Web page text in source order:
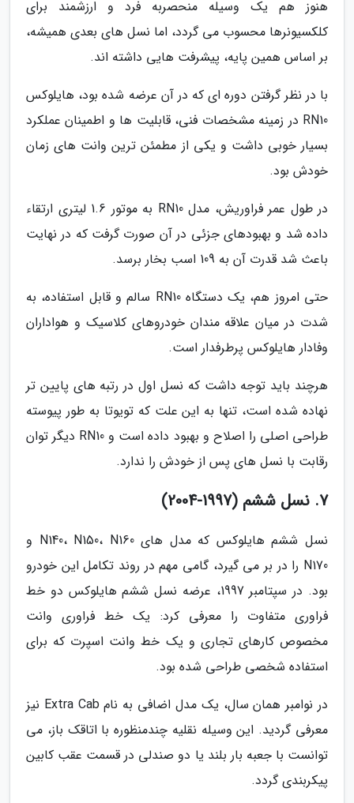
هنوز هم یک وسیله منحصربه فرد و ارزشمند برای
کلکسیونرها محسوب می گردد، اما نسل های بعدی همیشه،
بر اساس همین پایه، پیشرفت هایی داشته اند.
با در نظر گرفتن دوره ای که در آن عرضه شده بود، هایلوکس
RN10 در زمینه مشخصات فنی، قابلیت ها و اطمینان عملکرد
بسیار خوبی داشت و یکی از مطمئن ترین وانت های زمان
خودش بود.
در طول عمر فراوریش، مدل RN10 به موتور 1.6 لیتری ارتقاء
داده شد و بهبودهای جزئی در آن صورت گرفت که در نهایت
باعث شد قدرت آن به 109 اسب بخار برسد.
حتی امروز هم، یک دستگاه RN10 سالم و قابل استفاده، به
شدت در میان علاقه مندان خودروهای کلاسیک و هواداران
وفادار هایلوکس پرطرفدار است.
هرچند باید توجه داشت که نسل اول در رتبه های پایین تر
نهاده شده است، تنها به این علت که تویوتا به طور پیوسته
طراحی اصلی را اصلاح و بهبود داده است و RN10 دیگر توان
رقابت با نسل های پس از خودش را ندارد.
7. نسل ششم (1997-2004)
نسل ششم هایلوکس که مدل های N140، N150، N160 و
N170 را در بر می گیرد، گامی مهم در روند تکامل این خودرو
بود. در سپتامبر 1997، عرضه نسل ششم هایلوکس دو خط
فراوری متفاوت را معرفی کرد: یک خط فراوری وانت
مخصوص کارهای تجاری و یک خط وانت اسپرت که برای
استفاده شخصی طراحی شده بود.
در نوامبر همان سال، یک مدل اضافی به نام Extra Cab نیز
معرفی گردید. این وسیله نقلیه چندمنظوره با اتاقک باز، می
توانست با جعبه بار بلند یا دو صندلی در قسمت عقب کابین
پیکربندی گردد.